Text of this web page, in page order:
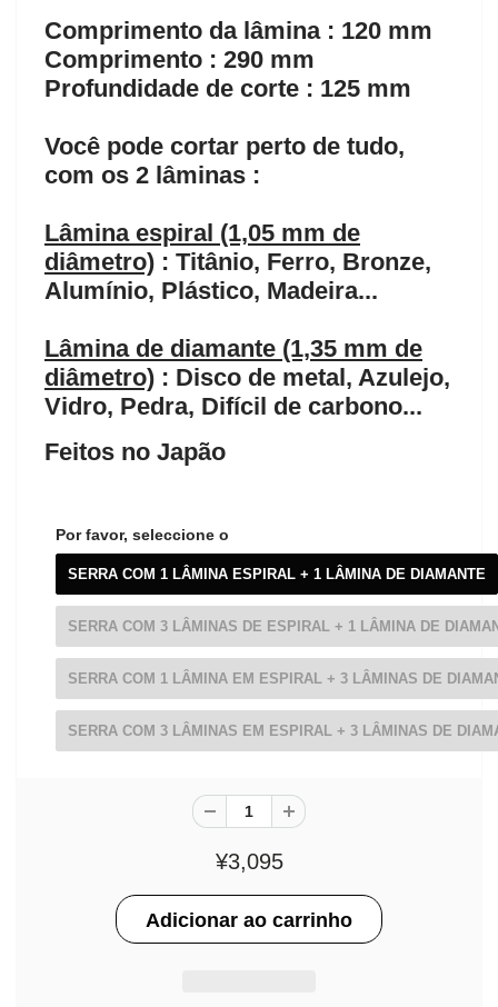
Comprimento da lâmina : 120 mm
Comprimento : 290 mm
Profundidade de corte : 125 mm
Você pode cortar perto de tudo,
com os 2 lâminas :
Lâmina espiral (1,05 mm de
diâmetro) : Titânio, Ferro, Bronze,
Alumínio, Plástico, Madeira...
Lâmina de diamante (1,35 mm de
diâmetro) : Disco de metal, Azulejo,
Vidro, Pedra, Difícil de carbono...
Feitos no Japão
Por favor, seleccione o
SERRA COM 1 LÂMINA ESPIRAL + 1 LÂMINA DE DIAMANTE
SERRA COM 3 LÂMINAS DE ESPIRAL + 1 LÂMINA DE
SERRA COM 1 LÂMINA EM ESPIRAL + 3 LÂMINAS DE
SERRA COM 3 LÂMINAS EM ESPIRAL + 3 LÂMINAS DE
¥3,095